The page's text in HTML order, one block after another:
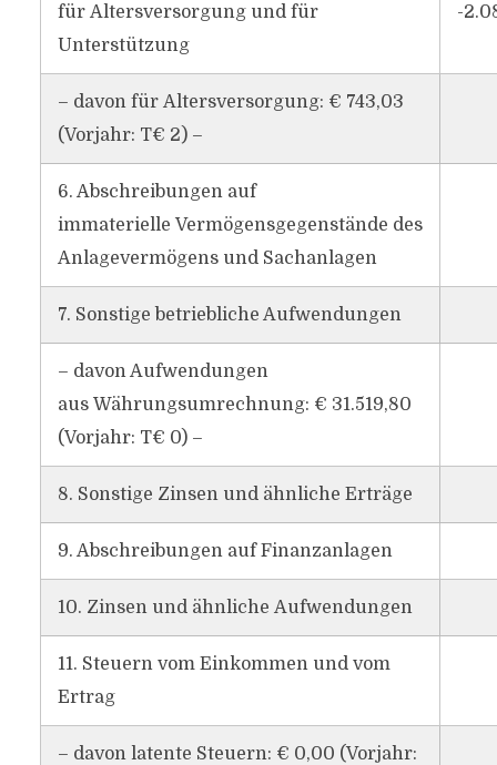
für Altersversorgung und für
Unterstützung
-
– davon für Altersversorgung: € 743,03
(Vorjahr: T€ 2) –
6. Abschreibungen auf
immaterielle Vermögensgegenstände des
Anlagevermögens und Sachanlagen
7. Sonstige betriebliche Aufwendungen
– davon Aufwendungen
aus Währungsumrechnung: € 31.519,80
(Vorjahr: T€ 0) –
8. Sonstige Zinsen und ähnliche Erträge
9. Abschreibungen auf Finanzanlagen
10. Zinsen und ähnliche Aufwendungen
11. Steuern vom Einkommen und vom
Ertrag
– davon latente Steuern: € 0,00 (Vorjahr: